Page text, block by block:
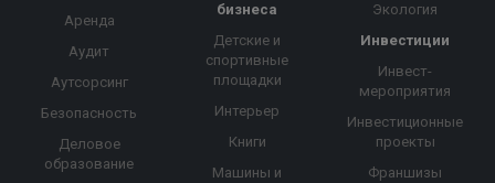
Аренда
Аудит
Аутсорсинг
Безопасность
Деловое
образование
бизнеса
Детские и
спортивные
площадки
Интерьер
Книги
Машины и
Экология
Инвестиции
Инвест-
мероприятия
Инвестиционные
проекты
Франшизы